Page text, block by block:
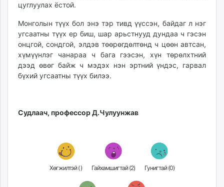
цуглуулах ёстой.
Монголын түүх бол энэ тэр тивд үүссэн, байдаг л нэг
угсаатны түүх ер биш, шар арьстнууд дундаа ч гэсэн
онцгой, сондгой, элдэв төөрөгдөлтөнд ч цөөн автсан,
хүмүүнлэг чанараа ч бага гээсэн, хүн төрөлхтний
дээд өвөг байж ч мэдэх нэн эртний үндэс, гарвал
бүхий угсаатны түүх билээ.
Судлаач, профессор Д.Чулуунжав
Хөгжилтэй () Гайхамшигтай (2) Гунигтай (0)